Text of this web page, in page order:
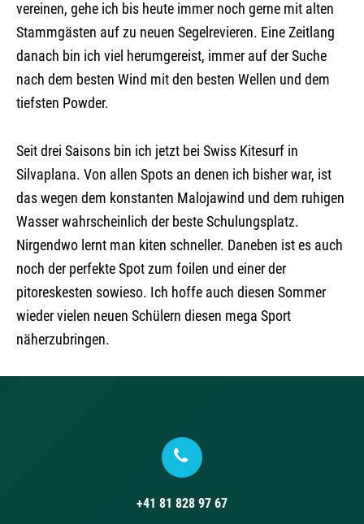
vereinen, gehe ich bis heute immer noch gerne mit alten
Stammgästen auf zu neuen Segelrevieren. Eine Zeitlang
danach bin ich viel herumgereist, immer auf der Suche
nach dem besten Wind mit den besten Wellen und dem
tiefsten Powder.
Seit drei Saisons bin ich jetzt bei Swiss Kitesurf in
Silvaplana. Von allen Spots an denen ich bisher war, ist
das wegen dem konstanten Malojawind und dem ruhigen
Wasser wahrscheinlich der beste Schulungsplatz.
Nirgendwo lernt man kiten schneller. Daneben ist es auch
noch der perfekte Spot zum foilen und einer der
pitoreskesten sowieso. Ich hoffe auch diesen Sommer
wieder vielen neuen Schülern diesen mega Sport
näherzubringen.
+41 81 828 97 67